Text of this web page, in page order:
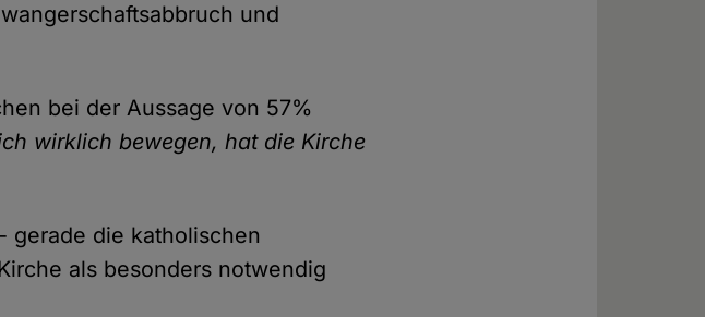
und
bei der Aussage von 57%
wirklich bewegen, hat die Kirche
gerade die katholischen
als besonders notwendig